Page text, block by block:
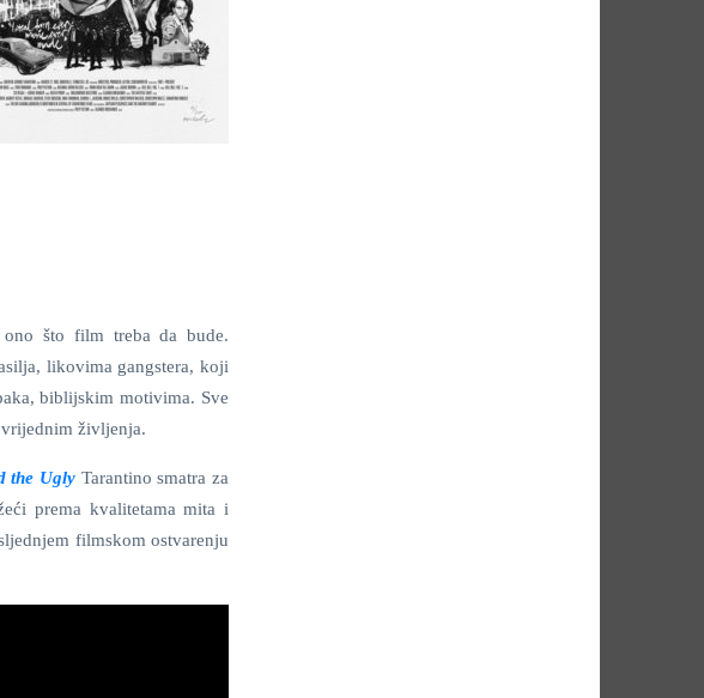
ono što film treba da bude.
likovima gangstera, koji
biblijskim motivima. Sve
življenja.
the UglyTarantino smatra za
prema kvalitetama mita i
filmskom ostvarenju